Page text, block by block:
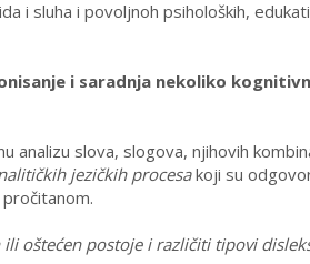
i sluha i povoljnoh psiholoških,
i saradnja nekoliko
slova, slogova, njihovih
jezičkih procesakoji su
oštećen postoje i različiti tipovi